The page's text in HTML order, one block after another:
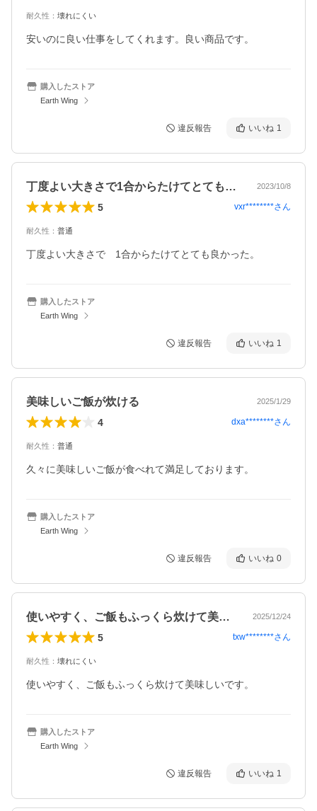
耐久性 ： 壊れにくい
安いのに良い仕事をしてくれます。良い商品です。
購入したストア
Earth Wing
違反報告 いいね 1
丁度よい大きさで1合からたけてとても良… 2023/10/8
5 vxr********さん
耐久性 ： 普通
丁度よい大きさで　1合からたけてとても良かった。
購入したストア
Earth Wing
違反報告 いいね 1
美味しいご飯が炊ける 2025/1/29
4 dxa********さん
耐久性 ： 普通
久々に美味しいご飯が食べれて満足しております。
購入したストア
Earth Wing
違反報告 いいね 0
使いやすく、ご飯もふっくら炊けて美味し… 2025/12/24
5 txw********さん
耐久性 ： 壊れにくい
使いやすく、ご飯もふっくら炊けて美味しいです。
購入したストア
Earth Wing
違反報告 いいね 1